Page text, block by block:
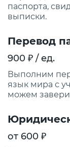
паспорта,
выписки.
Перевод
900 ₽ / ед.
Выполним
язык мира с
можем
от 600 ₽